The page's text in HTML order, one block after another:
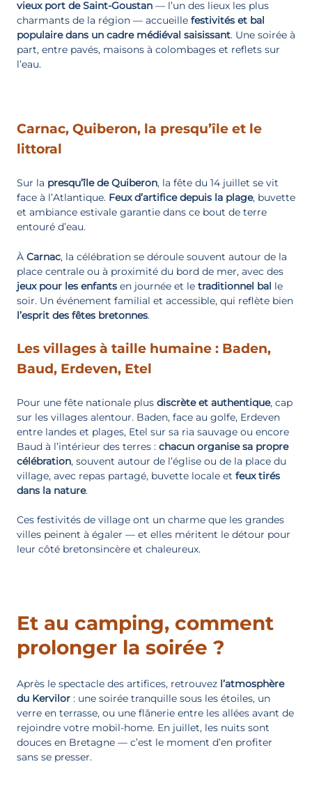
vieux port de Saint-Goustan — l’un des lieux les plus
charmants de la région — accueille festivités et bal
populaire dans un cadre médiéval saisissant. Une soirée à
part, entre pavés, maisons à colombages et reflets sur
l’eau.
Carnac, Quiberon, la presqu’île et le
littoral
Sur la presqu’île de Quiberon, la fête du 14 juillet se vit
face à l’Atlantique. Feux d’artifice depuis la plage, buvette
et ambiance estivale garantie dans ce bout de terre
entouré d’eau.
À Carnac, la célébration se déroule souvent autour de la
place centrale ou à proximité du bord de mer, avec des
jeux pour les enfants en journée et le traditionnel bal le
soir. Un événement familial et accessible, qui reflète bien
l’esprit des fêtes bretonnes.
Les villages à taille humaine : Baden,
Baud, Erdeven, Etel
Pour une fête nationale plus discrète et authentique, cap
sur les villages alentour. Baden, face au golfe, Erdeven
entre landes et plages, Etel sur sa ria sauvage ou encore
Baud à l’intérieur des terres : chacun organise sa propre
célébration, souvent autour de l’église ou de la place du
village, avec repas partagé, buvette locale et feux tirés
dans la nature.
Ces festivités de village ont un charme que les grandes
villes peinent à égaler — et elles méritent le détour pour
leur côté bretonsincère et chaleureux.
Et au camping, comment
prolonger la soirée ?
Après le spectacle des artifices, retrouvez l’atmosphère
du Kervilor : une soirée tranquille sous les étoiles, un
verre en terrasse, ou une flânerie entre les allées avant de
rejoindre votre mobil-home. En juillet, les nuits sont
douces en Bretagne — c’est le moment d’en profiter
sans se presser.